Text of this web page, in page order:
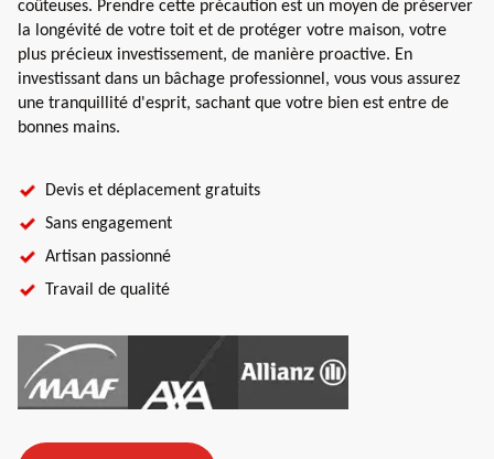
coûteuses. Prendre cette précaution est un moyen de préserver
la longévité de votre toit et de protéger votre maison, votre
plus précieux investissement, de manière proactive. En
investissant dans un bâchage professionnel, vous vous assurez
une tranquillité d'esprit, sachant que votre bien est entre de
bonnes mains.
Devis et déplacement gratuits
Sans engagement
Artisan passionné
Travail de qualité